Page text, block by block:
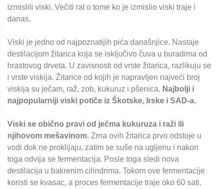
izmislili viski. Večiti rat o tome ko je izmislio viski traje i
danas.
Viski je jedno od najpoznatijih pića današnjice. Nastaje
destilacijom žitarica koja se isključivo čuva u buradima od
hrastovog drveta. U zavisnosti od vrste žitarica, razlikuju se
i vrste viskija. Žitarice od kojih je napravljen najveći broj
viskija su ječam, raž, zob, kukuruz i pšenica. Najbolji i
najpopularniji viski potiče iz Škotske, Irske i SAD-a.
Viski se obično pravi od ječma kukuruza i raži ili
njihovom mešavinom. Zrna ovih žitarica prvo odstoje u
vodi dok ne proklijaju, zatim se suše na ugljenu i nakon
toga odvija se fermentacija. Posle toga sledi nova
destilacija u bakrenim cilindrima. Tokom ove fermentacije
koristi se kvasac, a proces fermentacije traje oko 60 sati.